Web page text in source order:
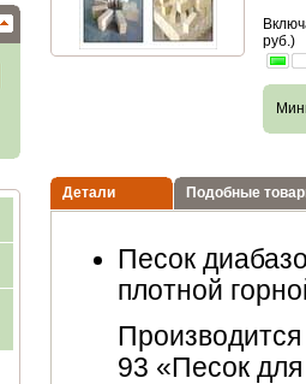
руб.)
Детали Подобные
Песок
плотной
93 «Песок